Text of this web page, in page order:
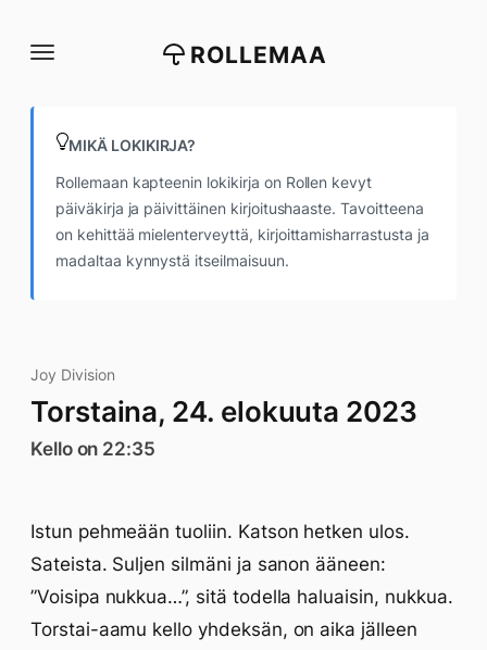
suoraan
ROLLEMAA
MIKÄ LOKIKIRJA?
Rollemaan kapteenin lokikirja on Rollen kevyt
päiväkirja ja päivittäinen kirjoitushaaste. Tavoitteena
on kehittää mielenterveyttä, kirjoittamisharrastusta ja
madaltaa kynnystä itseilmaisuun.
Joy Division
Torstaina, 24. elokuuta 2023
Kello on 22:35
Istun pehmeään tuoliin. Katson hetken ulos.
Sateista. Suljen silmäni ja sanon ääneen:
”Voisipa nukkua…”, sitä todella haluaisin, nukkua.
Torstai-aamu kello yhdeksän, on aika jälleen